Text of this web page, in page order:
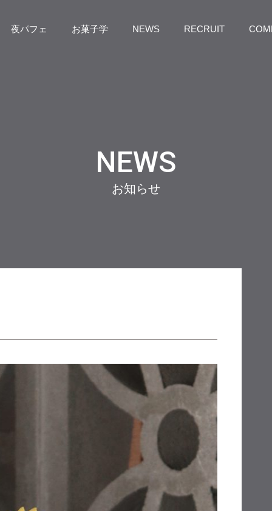
夜パフェ お菓子学 NEWS RECRUIT
NEWS
お知らせ